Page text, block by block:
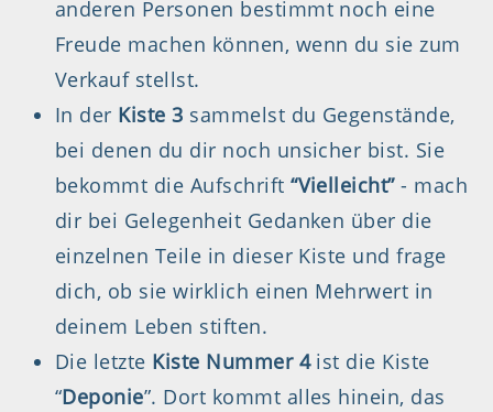
anderen Personen bestimmt noch eine
Freude machen können, wenn du sie zum
Verkauf stellst.
In der Kiste 3 sammelst du Gegenstände,
bei denen du dir noch unsicher bist. Sie
bekommt die Aufschrift“Vielleicht”- mach
dir bei Gelegenheit Gedanken über die
einzelnen Teile in dieser Kiste und frage
dich, ob sie wirklich einen Mehrwert in
deinem Leben stiften.
Die letzte Kiste Nummer 4ist die Kiste
“Deponie”. Dort kommt alles hinein, das